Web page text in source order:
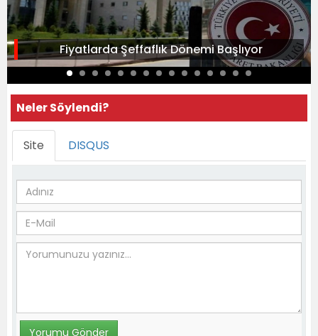
Fiyatlarda Şeffaflık Dönemi Başlıyor
Neler Söylendi?
Site DISQUS